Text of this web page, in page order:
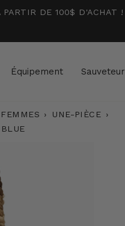
PARTIR DE 100$ D'ACHAT !
Équipement Sauveteur
› UNE-PIÈCE ›